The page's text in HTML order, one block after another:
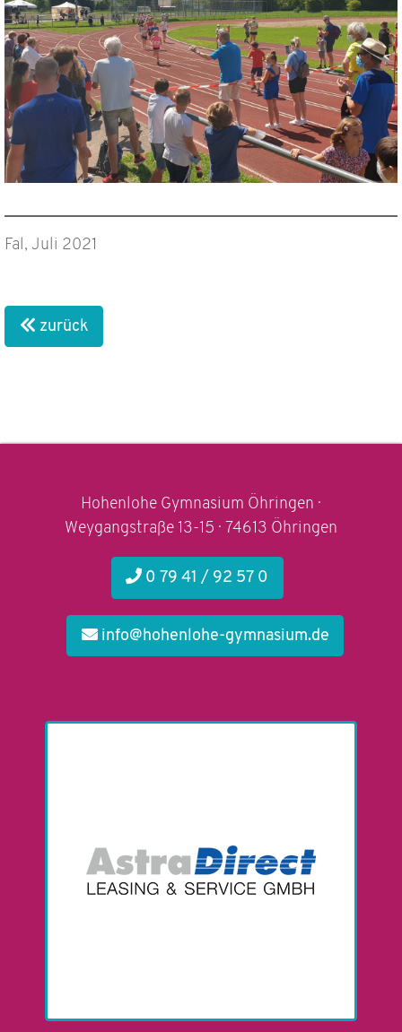
Fal, Juli 2021
zurück
Hohenlohe Gymnasium Öhringen ·
Weygangstraße 13-15 · 74613 Öhringen
0 79 41 / 92 57 0
info@hohenlohe-gymnasium.de